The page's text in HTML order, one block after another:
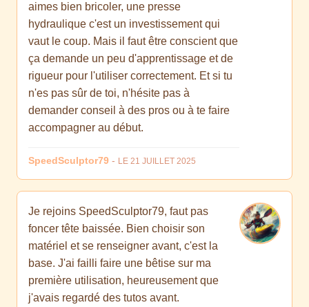
aimes bien bricoler, une presse
hydraulique c'est un investissement qui
vaut le coup. Mais il faut être conscient que
ça demande un peu d'apprentissage et de
rigueur pour l'utiliser correctement. Et si tu
n'es pas sûr de toi, n'hésite pas à
demander conseil à des pros ou à te faire
accompagner au début.
SpeedSculptor79 - LE 21 JUILLET 2025
Je rejoins SpeedSculptor79, faut pas
foncer tête baissée. Bien choisir son
matériel et se renseigner avant, c'est la
base. J'ai failli faire une bêtise sur ma
première utilisation, heureusement que
j'avais regardé des tutos avant.